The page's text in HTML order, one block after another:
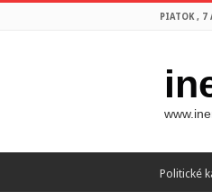
PIATOK , 7
Politické